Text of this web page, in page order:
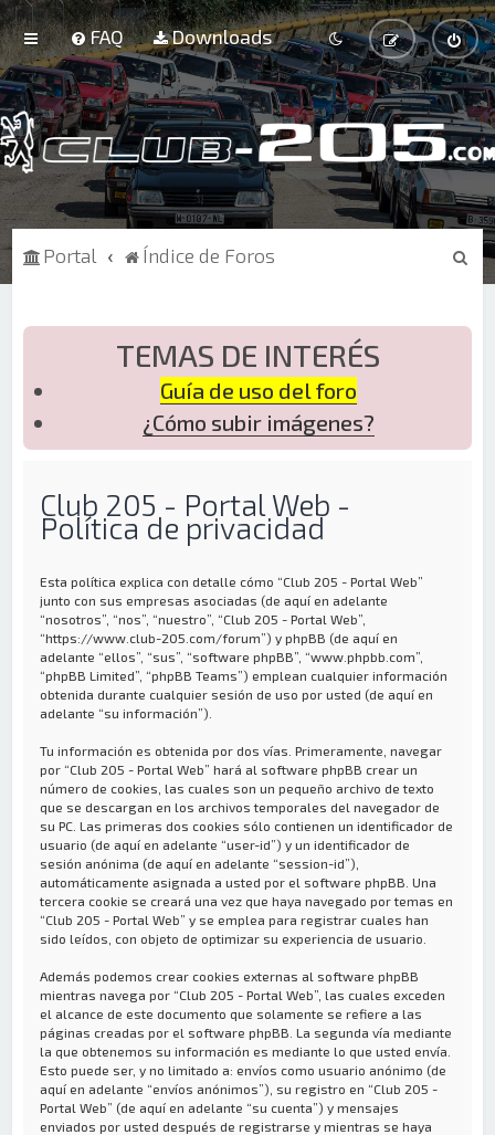
FAQ Downloads
Portal Índice de Foros
B
TEMAS DE INTERÉS
Guía de uso del foro
¿Cómo subir imágenes?
Club 205 - Portal Web -
Política de privacidad
Esta política explica con detalle cómo “Club 205 - Portal Web”
junto con sus empresas asociadas (de aquí en adelante
“nosotros”, “nos”, “nuestro”, “Club 205 - Portal Web”,
“https://www.club-205.com/forum”) y phpBB (de aquí en
adelante “ellos”, “sus”, “software phpBB”, “www.phpbb.com”,
“phpBB Limited”, “phpBB Teams”) emplean cualquier información
obtenida durante cualquier sesión de uso por usted (de aquí en
adelante “su información”).
Tu información es obtenida por dos vías. Primeramente, navegar
por “Club 205 - Portal Web” hará al software phpBB crear un
número de cookies, las cuales son un pequeño archivo de texto
que se descargan en los archivos temporales del navegador de
su PC. Las primeras dos cookies sólo contienen un identificador de
usuario (de aquí en adelante “user-id”) y un identificador de
sesión anónima (de aquí en adelante “session-id”),
automáticamente asignada a usted por el software phpBB. Una
tercera cookie se creará una vez que haya navegado por temas en
“Club 205 - Portal Web” y se emplea para registrar cuales han
sido leídos, con objeto de optimizar su experiencia de usuario.
Además podemos crear cookies externas al software phpBB
mientras navega por “Club 205 - Portal Web”, las cuales exceden
el alcance de este documento que solamente se refiere a las
páginas creadas por el software phpBB. La segunda vía mediante
la que obtenemos su información es mediante lo que usted envía.
Esto puede ser, y no limitado a: envíos como usuario anónimo (de
aquí en adelante “envíos anónimos”), su registro en “Club 205 -
Portal Web” (de aquí en adelante “su cuenta”) y mensajes
enviados por usted después de registrarse y mientras se haya